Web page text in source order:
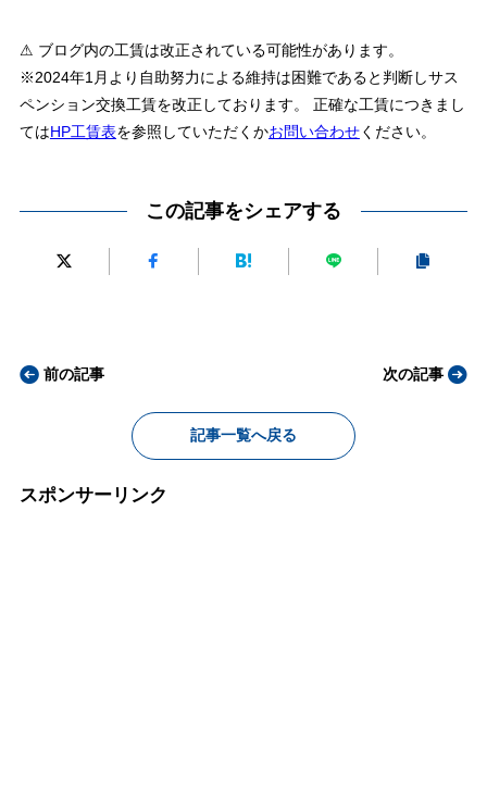
⚠ ブログ内の工賃は改正されている可能性があります。
※2024年1月より自助努力による維持は困難であると判断しサス
ペンション交換工賃を改正しております。 正確な工賃につきまし
てはHP工賃表を参照していただくかお問い合わせください。
この記事をシェアする
前の記事
記事一覧へ戻る
次の記事
スポンサーリンク